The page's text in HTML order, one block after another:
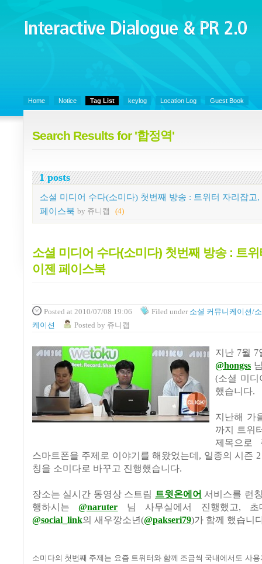
Interactive Dialogue &
PR 2.0
Home Notice Tag List keylog Location Log Guest Book
Search Results for '합정역'
1 posts
소셜 미디어 수다(소미다) 첫번째 방송 : 트위터 자리잡고,
페이스북 by 쥬니캡 (4)
소셜 미디어 수다(소미다) 첫번째 방송 : 트
이젠 페이스북
Posted at 2010/07/08 19:06 Filed under 소셜 커뮤니케이션/
케이션
Posted by 쥬니캡
지난 7월 7
@hongss
(소셜 미디
했습니다.
지난해 가
까지 트위
제목으로
스마트폰을 주제로 이야기를 해왔었는데 , 일종의 시즌
칭을 소미다로 바꾸고 진행했습니다.
장소는 실시간 동영상 스트림 트윗온에어 서비스를 런
행하시는
@naruter 님 사무실에서 진행했고,
@social_link의 새우깡소년(@pakseri79)가 함께 했습니
소미다의 첫번째 주제는 요즘 트위터와 함께 조금씩 국내에서도 사